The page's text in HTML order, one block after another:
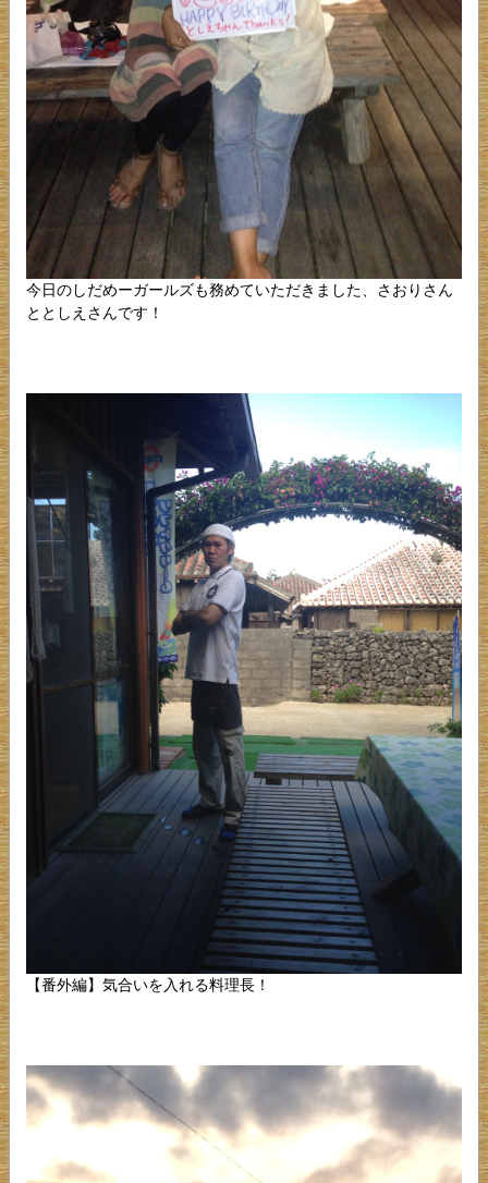
今日のしだめーガールズも務めていただきました、さおりさん
ととしえさんです！
【番外編】気合いを入れる料理長！